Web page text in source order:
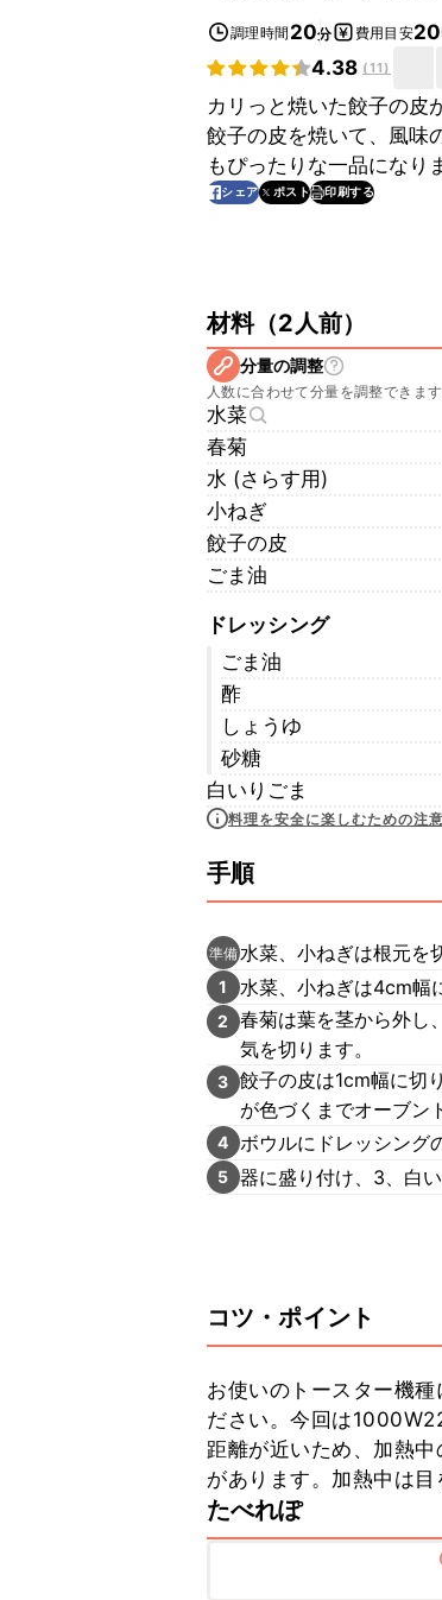
調理時間 20分 費用目安
4.38 (11)
カリっと焼いた餃子の皮
餃子の皮を焼いて、風味
もぴったりな一品になり
シェア ポスト 印刷する
材料（2人前）
分量の調整
人数に合わせて分量を調整できま
水菜
春菊
水 (さらす用)
小ねぎ
餃子の皮
ごま油
ドレッシング
ごま油
酢
しょうゆ
砂糖
白いりごま
料理を安全に楽しむための注
手順
準備 水菜、小ねぎは根元を
1 水菜、小ねぎは4cm幅
2
春菊は葉を茎から外し
気を切ります。
3 餃子の皮は1cm幅に切
が色づくまでオーブン
4 ボウルにドレッシング
5 器に盛り付け、3、白
コツ・ポイント
お使いのトースター機
ださい。今回は
距離が近いため、加熱
があります。加熱中は目
たべれぽ